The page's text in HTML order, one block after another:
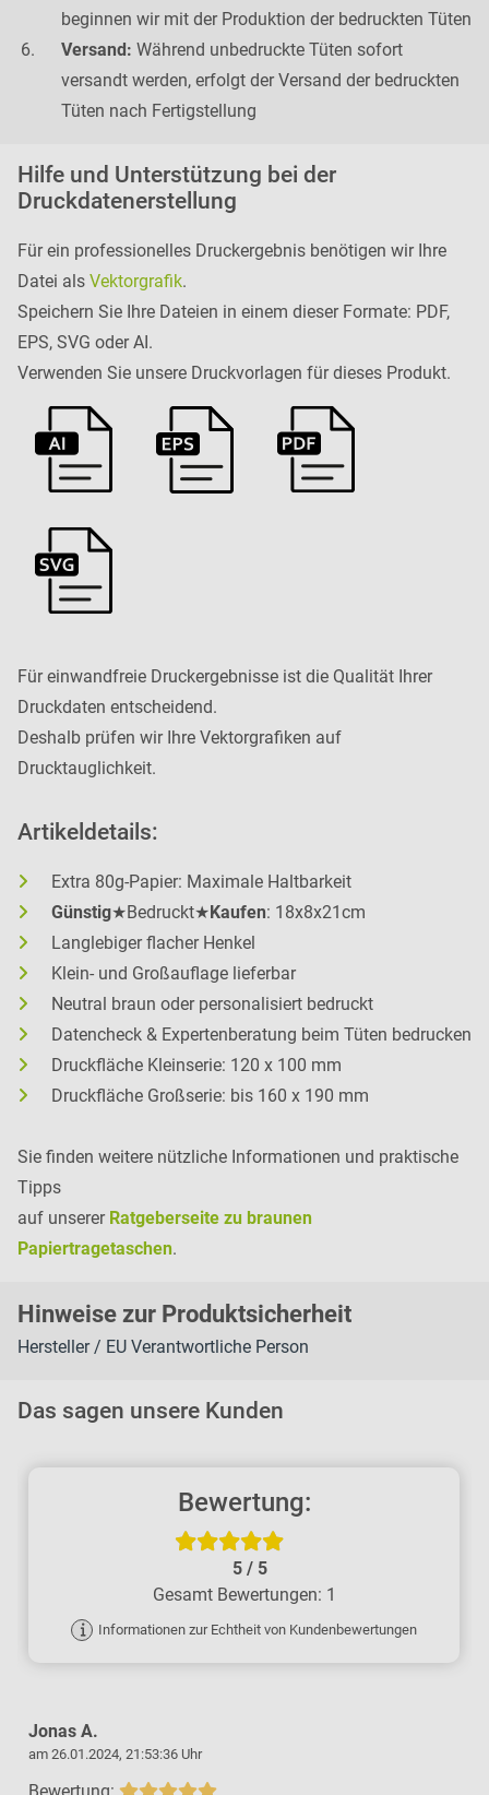
beginnen wir mit der Produktion der bedruckten Tüten
Versand: Während unbedruckte Tüten sofort
versandt werden, erfolgt der Versand der bedruckten
Tüten nach Fertigstellung
Hilfe und Unterstützung bei der
Druckdatenerstellung
Für ein professionelles Druckergebnis benötigen wir Ihre
Datei als Vektorgrafik.
Speichern Sie Ihre Dateien in einem dieser Formate: PDF,
EPS, SVG oder AI.
Verwenden Sie unsere Druckvorlagen für dieses Produkt.
Für einwandfreie Druckergebnisse ist die Qualität Ihrer
Druckdaten entscheidend.
Deshalb prüfen wir Ihre Vektorgrafiken auf
Drucktauglichkeit.
Artikeldetails:
Extra 80g-Papier: Maximale Haltbarkeit
Günstig★Bedruckt★Kaufen: 18x8x21cm
Langlebiger flacher Henkel
Klein- und Großauflage lieferbar
Neutral braun oder personalisiert bedruckt
Datencheck & Expertenberatung beim Tüten bedrucken
Druckfläche Kleinserie: 120 x 100 mm
Druckfläche Großserie: bis 160 x 190 mm
Sie finden weitere nützliche Informationen und praktische
Tipps
auf unserer Ratgeberseite zu braunen
Papiertragetaschen.
Hinweise zur Produktsicherheit
Hersteller / EU Verantwortliche Person
Das sagen unsere Kunden
Bewertung:
5/ 5
Gesamt Bewertungen: 1
Informationen zur Echtheit von Kundenbewertungen
Jonas A.
am 26.01.2024, 21:53:36 Uhr